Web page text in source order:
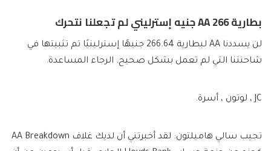
بطارية AA 266 جنيه إسترليني لم تجعلنا نتحرك
لن يسددنا AA لبطارية 266.64 جنيهًا إسترلينيًا تم تثبيتها في
شاحنتنا التي لم تعمل بشكل صحيح. الرجاء المساعدة.
JC ، لوتون ، أسرة.
تجيب سالي هاميلتون:
لقد أخبرتني أن لديك غلاف AA Breakdown